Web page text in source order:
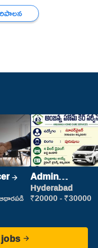
Admin
Supervisor
Hyderabad
₹20000 - ₹30000